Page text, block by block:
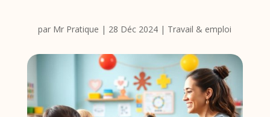
par Mr Pratique | 28 Déc 2024 | Travail & emploi